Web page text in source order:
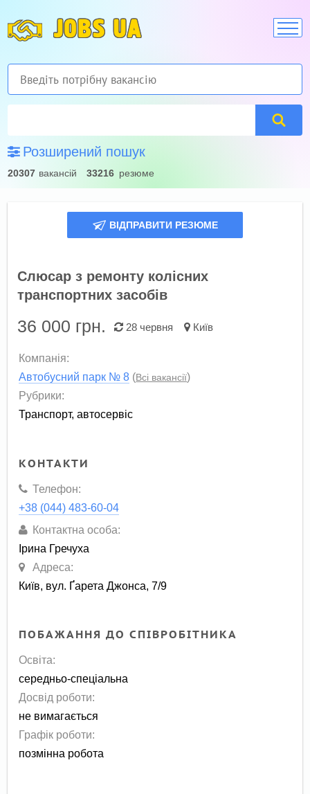
JOBS UA
Розширений пошук
20307 вакансій 33216 резюме
ВІДПРАВИТИ РЕЗЮМЕ
Слюсар з ремонту колісних
транспортних засобів
36 000 грн. 28 червня Київ
Компанія:
Автобусний парк № 8 (Всі вакансії)
Рубрики:
Транспорт, автосервіс
КОНТАКТИ
Телефон:
+38 (044) 483-60-04
Контактна особа:
Ірина Гречуха
Адреса:
Київ, вул. Ґарета Джонса, 7/9
ПОБАЖАННЯ ДО СПІВРОБІТНИКА
Освіта:
середньо-спеціальна
Досвід роботи:
не вимагається
Графік роботи:
позмінна робота